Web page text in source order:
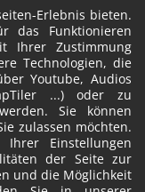
Erlebnis bieten.
das Funktionieren
Ihrer Zustimmung
Technologien, die
Youtube, Audios
...) oder zu
Sie können
zulassen möchten.
Einstellungen
der Seite zur
und die Möglichkeit